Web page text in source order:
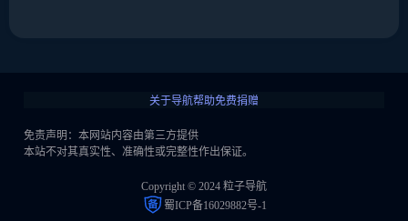
关于导航帮助免费捐赠
免责声明：本网站内容由第三方提供
本站不对其真实性、准确性或完整性作出保证。
Copyright © 2024 粒子导航
蜀ICP备16029882号-1